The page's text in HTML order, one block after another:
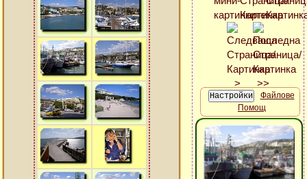
Файлове
Помощ